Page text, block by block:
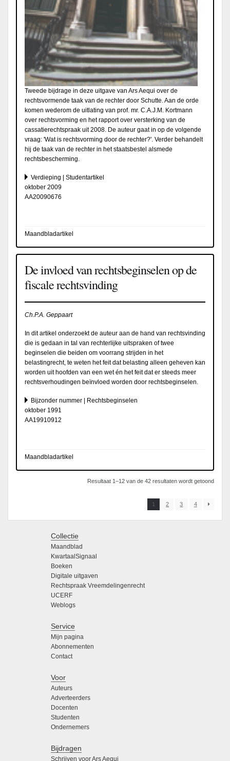
Tweede bijdrage in deze uitgave van Ars Aequi over de
rechtsvormende taak van de rechter door Schutte. Aan de orde
komen wederom de uitlating van prof. mr. C.A.J.M. Kortmann
over rechtsvorming en het rapport over versterking van de
cassatierechtspraak uit 2008. De auteur gaat in op de volgende
vraag: 'Wat is rechtsvorming door de rechter?'. Verder behandelt
hij de taak van de rechter in het staatsbestel alsmede
rechtsbescherming.
Verdieping | Studentartikel
oktober 2009
AA20090676
Maandbladartikel
De invloed van rechtsbeginselen op de
fiscale rechtsvinding
Ch.P.A. Geppaart
In dit artikel onderzoekt de auteur aan de hand van rechtsvinding
die is gedaan in tal van rechterlijke uitspraken of twee
beginselen die beiden om voorrang strijden in het
belastingrecht, te weten het feit dat belasting alleen geheven kan
worden uit hoofden van een wet én het feit dat er steeds meer
rechtsverhoudingen beïnvloed worden door rechtsbeginselen.
Bijzonder nummer | Rechtsbeginselen
oktober 1991
AA19910912
Maandbladartikel
Resultaat 1–12 van de 42 resultaten wordt getoond
1 2 3 4
Collectie
Maandblad
KwartaalSignaal
Boeken
Digitale uitgaven
Rechtspraak Vreemdelingenrecht
UCERF
Weblogs
Service
Mijn pagina
Abonnementen
Contact
Voor
Auteurs
Adverteerders
Docenten
Studenten
Ondernemers
Bijdragen
Schrijven voor Ars Aequi